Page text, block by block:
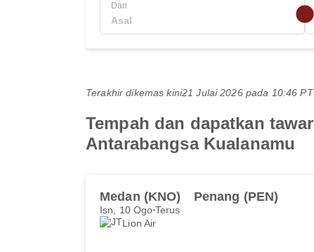
Dari
Terakhir dikemas kini21 Julai 2026 pada 10:46
Tempah dan dapatkan
Antarabangsa Kualanamu
Medan (KNO) Penang (PEN)
Isn, 10 Ogo Terus
Lion Air